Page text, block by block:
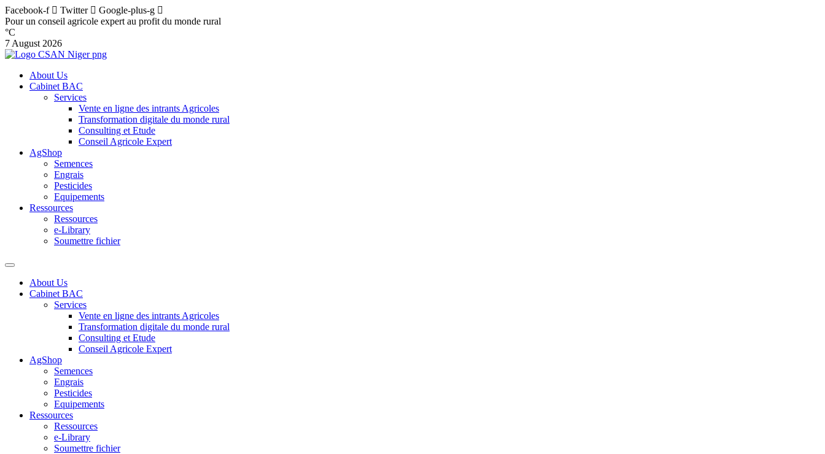
Facebook-f Twitter
Google-plus-g
Pour un conseil agricole expert au profit du monde rural
°C
7 August 2026
About Us
Cabinet BAC
Services
Vente en ligne des intrants Agricoles
Transformation digitale du monde rural
Consulting et Etude
Conseil Agricole Expert
AgShop
Semences
Engrais
Pesticides
Equipements
Ressources
Ressources
e-Library
Soumettre fichier
About Us
Cabinet BAC
Services
Vente en ligne des intrants Agricoles
Transformation digitale du monde rural
Consulting et Etude
Conseil Agricole Expert
AgShop
Semences
Engrais
Pesticides
Equipements
Ressources
Ressources
e-Library
Soumettre fichier